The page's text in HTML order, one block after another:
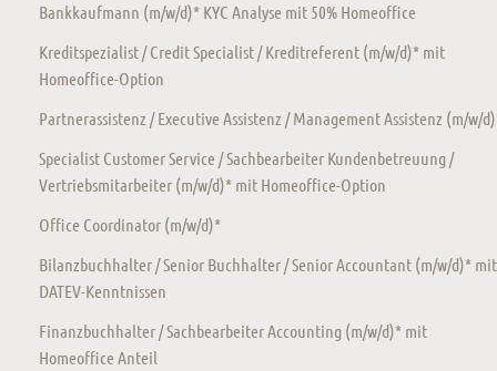
Bankkaufmann (m/w/d)* KYC Analyse mit 50% Homeoffice
Kreditspezialist / Credit Specialist / Kreditreferent (m/w/d)* mit
Homeoffice-Option
Partnerassistenz / Executive Assistenz / Management Assistenz (m/w/
Specialist Customer Service / Sachbearbeiter Kundenbetreuung /
Vertriebsmitarbeiter (m/w/d)* mit Homeoffice-Option
Office Coordinator (m/w/d)*
Bilanzbuchhalter / Senior Buchhalter / Senior Accountant (m/w/d)* mit
DATEV-Kenntnissen
Finanzbuchhalter / Sachbearbeiter Accounting (m/w/d)* mit
Homeoffice Anteil